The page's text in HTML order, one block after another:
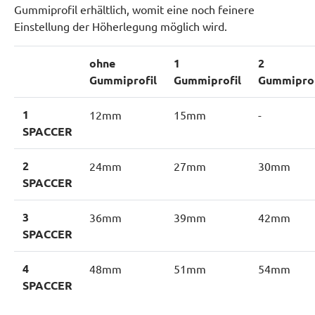
Gummiprofil erhältlich, womit eine noch feinere
Einstellung der Höherlegung möglich wird.
ohne
Gummiprofil
1
Gummiprofil
2
1
SPACCER
12mm 15mm -
2
SPACCER
24mm 27mm 30mm
3
SPACCER
36mm 39mm 42mm
4
SPACCER
48mm 51mm 54mm